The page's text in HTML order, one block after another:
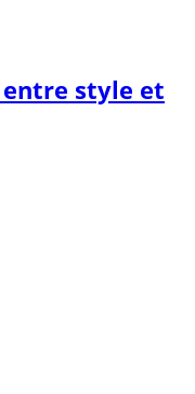
entre style et